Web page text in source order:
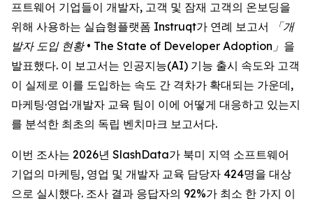
프트웨어 기업들이 개발자, 고객 및 잠재 고객의 온보딩을
위해 사용하는 실습형플랫폼 Instruqt가 연례 보고서
「개
발자 도입 현황 • The State of Developer Adoption 」 을
발표했다. 이 보고서는 인공지능(AI) 기능 출시 속도와 고객
이 실제로 이를 도입하는 속도 간 격차가 확대되는 가운데,
마케팅·영업·개발자 교육 팀이 이에 어떻게 대응하고 있는지
를 분석한 최초의 독립 벤치마크 보고서다.
이번 조사는 2026년 SlashData가 북미 지역 소프트웨어
기업의 마케팅, 영업 및 개발자 교육 담당자 424명을 대상
으로 실시했다. 조사 결과 응답자의 92%가 최소 한 가지 이